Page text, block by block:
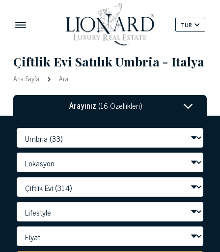
TUR
Çiftlik Evi Satılık Umbria - Italya
Ana Sayfa Ara
Arayınız (16 Özellikleri)